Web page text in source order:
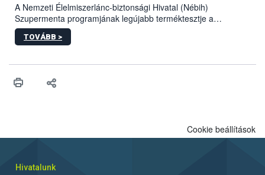
A Nemzeti Élelmiszerlánc-biztonsági Hivatal (Nébih)
Szupermenta programjának legújabb terméktesztje a
körömvirág-vetőmagokra fókuszált. A hatósági vizsgálatokon a
szakemberek 16 kereskedelmi forgalomban kapható terméket
meg a jogszabályi előírásoknak, egy további termék pedig a
felügyelők mind a négy esetben eljárást indítottak és elrendelték
folytatódik a növények fejlődésének nyomonkövetésével.
TOVÁBB >
Cookie beállítások
Hivatalunk